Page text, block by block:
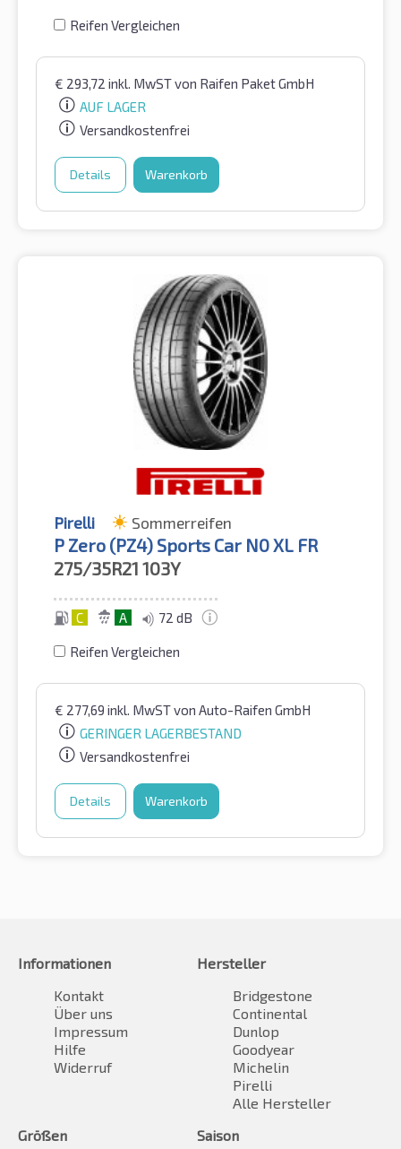
Reifen Vergleichen
€ 293,72 inkl. MwSTvon Raifen Paket GmbH
AUF LAGER
Versandkostenfrei
Details Warenkorb
Pirelli Sommerreifen
P Zero (PZ4) Sports Car N0 XL FR
275/35R21 103Y
C A 72 dB
Reifen Vergleichen
€ 277,69 inkl. MwSTvon Auto-Raifen GmbH
GERINGER LAGERBESTAND
Versandkostenfrei
Details Warenkorb
Informationen
Kontakt
Über uns
Impressum
Hilfe
Widerruf
Hersteller
Bridgestone
Continental
Dunlop
Goodyear
Michelin
Pirelli
Alle Hersteller
Größen
Saison